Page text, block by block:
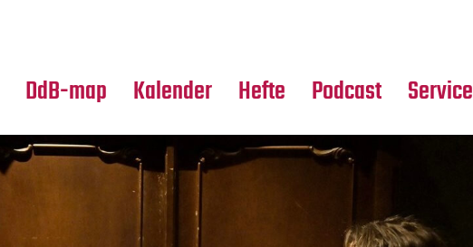
DdB-map Kalender Hefte Podcast Service